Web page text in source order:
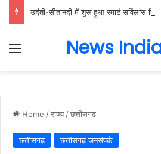
Menu News
Home /राज्य /छत्तीसगढ़
छत्तीसगढ़ छत्तीसगढ़ जनसंपर्क